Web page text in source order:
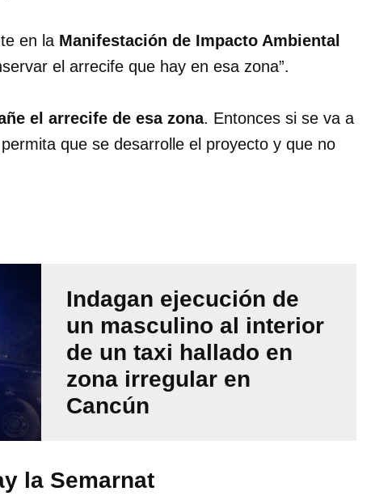
en la Manifestación de Impacto Ambiental
el arrecife que hay en esa zona”.
el arrecife de esa zona. Entonces si se va a
que se desarrolle el proyecto y que no
Indagan ejecución de
un masculino al interior
de un taxi hallado en
zona irregular en
Cancún
la Semarnat